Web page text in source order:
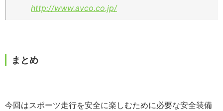
http://www.avco.co.jp/
まとめ
今回はスポーツ走行を安全に楽しむために必要な安全装備